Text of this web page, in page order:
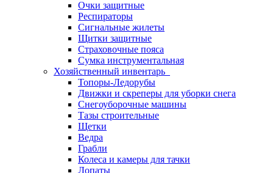
Очки защитные
Респираторы
Сигнальные жилеты
Щитки защитные
Страховочные пояса
Сумка инструментальная
Хозяйственный инвентарь
Топоры-Ледорубы
Движки и скреперы для уборки снега
Снегоуборочные машины
Тазы строительные
Щетки
Ведра
Грабли
Колеса и камеры для тачки
Лопаты